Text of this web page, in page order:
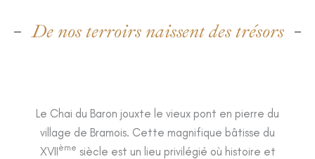
De nos terroirs naissent des trésors
Le Chai du Baron jouxte le vieux pont en pierre du
village de Bramois. Cette magnifique bâtisse du
XVIIème siècle est un lieu privilégié où histoire et